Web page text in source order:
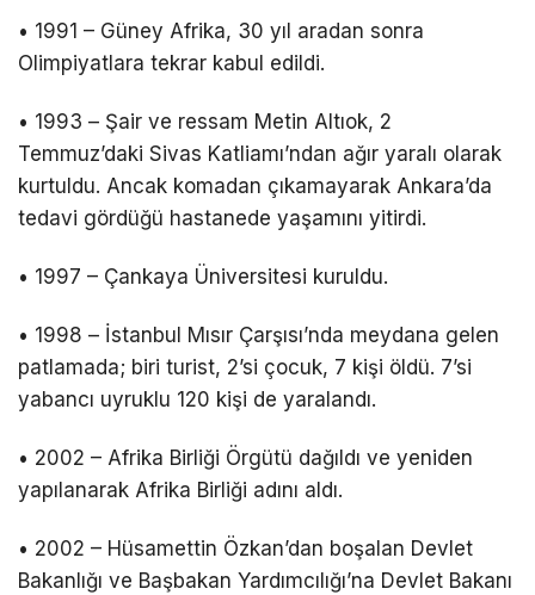
• 1991 – Güney Afrika, 30 yıl aradan sonra
Olimpiyatlara tekrar kabul edildi.
• 1993 – Şair ve ressam Metin Altıok, 2
Temmuz’daki Sivas Katliamı’ndan ağır yaralı olarak
kurtuldu. Ancak komadan çıkamayarak Ankara’da
tedavi gördüğü hastanede yaşamını yitirdi.
• 1997 – Çankaya Üniversitesi kuruldu.
• 1998 – İstanbul Mısır Çarşısı’nda meydana gelen
patlamada; biri turist, 2’si çocuk, 7 kişi öldü. 7’si
yabancı uyruklu 120 kişi de yaralandı.
• 2002 – Afrika Birliği Örgütü dağıldı ve yeniden
yapılanarak Afrika Birliği adını aldı.
• 2002 – Hüsamettin Özkan’dan boşalan Devlet
Bakanlığı ve Başbakan Yardımcılığı’na Devlet Bakanı